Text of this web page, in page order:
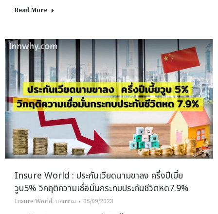
Read More
Insure World : ประกันเวียดนามขาลง ครึ่งปีเบี้ย
วูบ5% วิกฤติความเชื่อมั่นกระทบประกันชีวิตหด7.9%
Insure World, บทความ 05/09/2023